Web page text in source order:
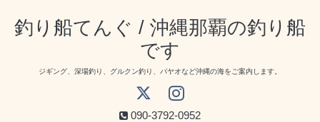
釣り船てんぐ / 沖縄那覇の釣り船
です
ジギング、深場釣り、グルクン釣り、パヤオなど沖縄の海をご案内します。
090-3792-0952